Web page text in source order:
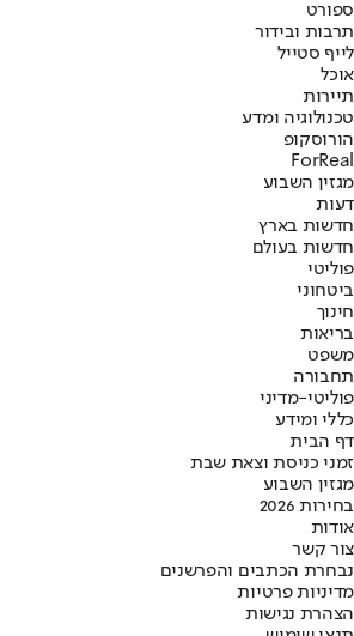
ספורט
תרבות ובידור
לייף סטייל
אוכל
תיירות
טכנולוגיה ומדע
הורוסקופ
ForReal
מגזין השבוע
דעות
חדשות בארץ
חדשות בעולם
פוליטי
ביטחוני
חינוך
בריאות
משפט
תחבורה
פוליטי-מדיני
כללי ומידע
דף הבית
זמני כניסת וצאת שבת
מגזין השבוע
בחירות 2026
אודות
צור קשר
נבחרת הכתבים והפרשנים
מדיניות פרטיות
הצהרת נגישות